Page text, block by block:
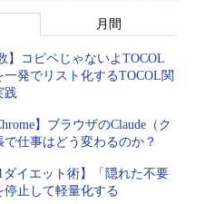
月間
】コピペじゃないよTOCOL
発でリスト化するTOCOL関
践
】ブラウザのClaude（ク
で仕事はどう変わるのか？
ダイエット術】「隠れた不要
停止して軽量化する